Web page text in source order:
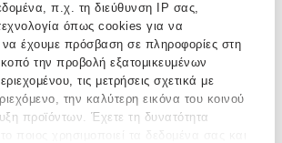
π.χ. τη διεύθυνση IP σας,
όπως cookies για να
έχουμε πρόσβαση σε πληροφορίες στη
την προβολή εξατομικευμένων
τις μετρήσεις σχετικά με
την καλύτερη εικόνα του κοινού
προϊόντων. Έχετε τη δυνατότητα